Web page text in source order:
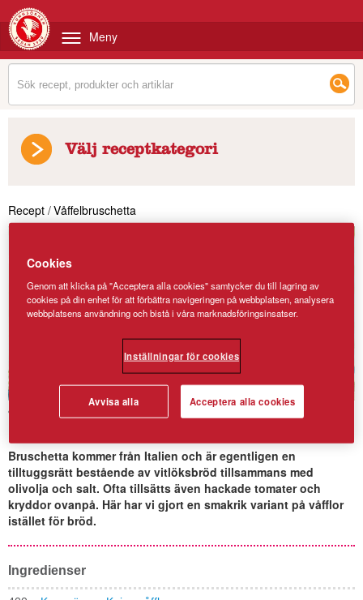
Meny
Välj receptkategori
Recept /Våffelbruschetta
Våffelbruschetta
Bruschetta kommer från Italien och är egentligen en
tilltuggsrätt bestående av vitlöksbröd tillsammans med
olivolja och salt. Ofta tillsätts även hackade tomater och
kryddor ovanpå. Här har vi gjort en smakrik variant på våfflor
istället för bröd.
Ingredienser
Cookies
Genom att klicka på "Acceptera alla cookies" samtycker du till lagring av
cookies på din enhet för att förbättra navigeringen på webbplatsen, analysera
webbplatsens användning och bistå i våra marknadsföringsinsatser.
Inställningar för cookies
Avvisa alla Acceptera alla cookies